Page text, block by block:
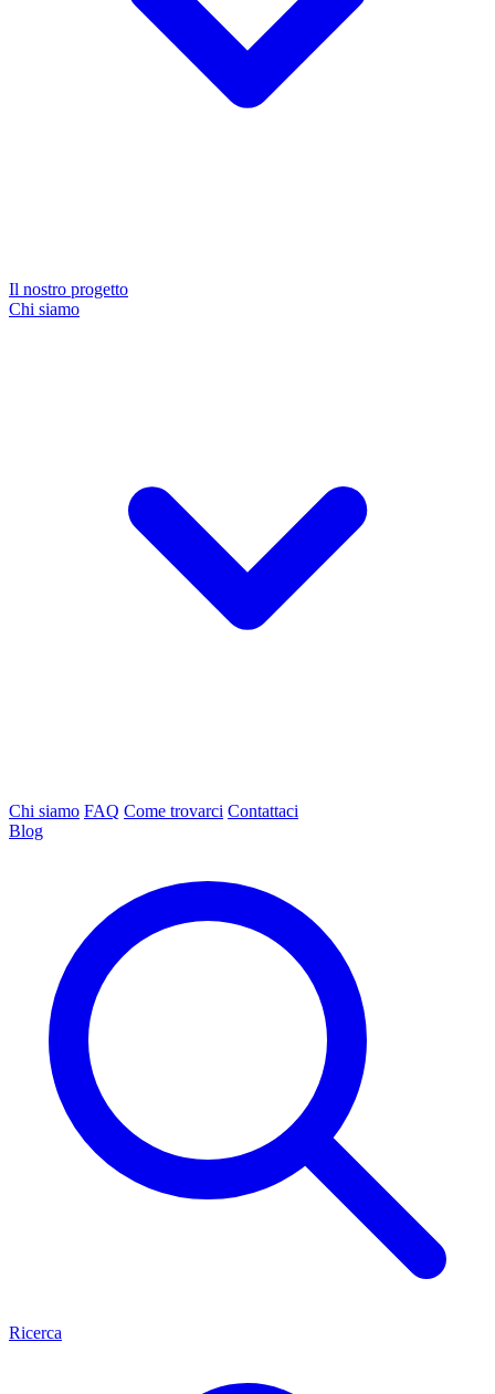
Il nostro progetto
Chi siamo
Chi siamo FAQ Come trovarci Contattaci
Blog
Ricerca